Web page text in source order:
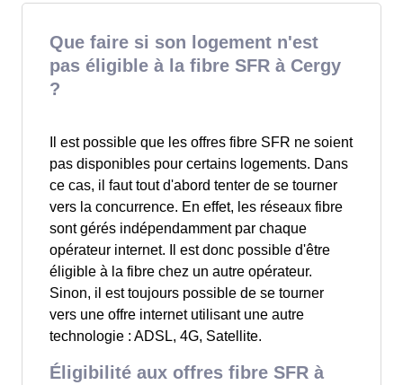
Que faire si son logement n'est
pas éligible à la fibre SFR à Cergy
?
Il est possible que les offres fibre SFR ne soient
pas disponibles pour certains logements. Dans
ce cas, il faut tout d'abord tenter de se tourner
vers la concurrence. En effet, les réseaux fibre
sont gérés indépendamment par chaque
opérateur internet. Il est donc possible d'être
éligible à la fibre chez un autre opérateur.
Sinon, il est toujours possible de se tourner
vers une offre internet utilisant une autre
technologie : ADSL, 4G, Satellite.
Éligibilité aux offres fibre SFR à